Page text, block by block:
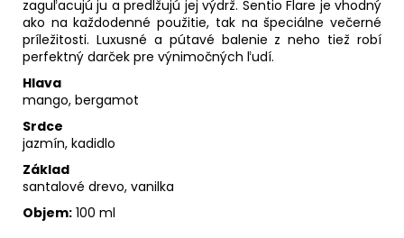
zaguľacujú ju a predlžujú jej výdrž. Sentio Flare je vhodný
ako na každodenné použitie, tak na špeciálne večerné
príležitosti. Luxusné a pútavé balenie z neho tiež robí
perfektný darček pre výnimočných ľudí.
Hlava
mango, bergamot
Srdce
jazmín, kadidlo
Základ
santalové drevo, vanilka
Objem: 100 ml